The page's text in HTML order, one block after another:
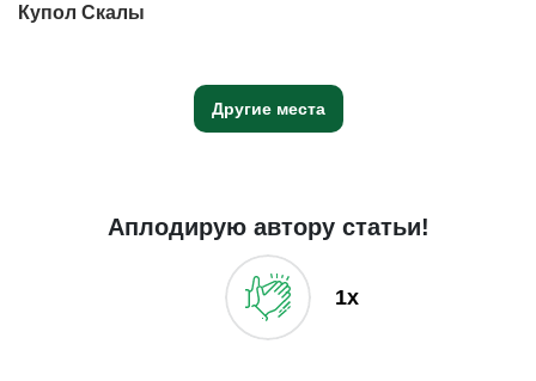
Купол Скалы
Другие места
Аплодирую автору статьи!
1x